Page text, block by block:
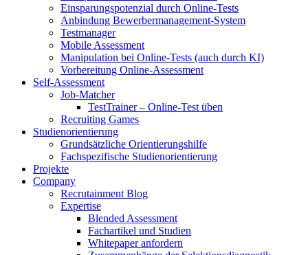
Einsparungspotenzial durch Online-Tests
Anbindung Bewerbermanagement-System
Testmanager
Mobile Assessment
Manipulation bei Online-Tests (auch durch KI)
Vorbereitung Online-Assessment
Self-Assessment
Job-Matcher
TestTrainer – Online-Test üben
Recruiting Games
Studienorientierung
Grundsätzliche Orientierungshilfe
Fachspezifische Studienorientierung
Projekte
Company
Recrutainment Blog
Expertise
Blended Assessment
Fachartikel und Studien
Whitepaper anfordern